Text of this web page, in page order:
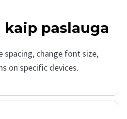
kaip paslauga
spacing, change font size,
on specific devices.